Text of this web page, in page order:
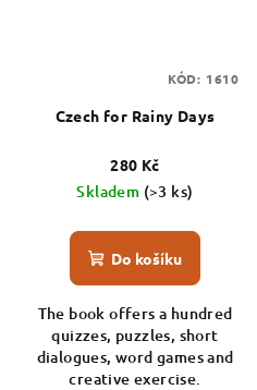
Czech for Rainy Days
280 Kč
Skladem (>3 ks)
Do košíku
The book offers a hundred
quizzes, puzzles, short
dialogues, word games and
creative exercise.
KÓD: 1610